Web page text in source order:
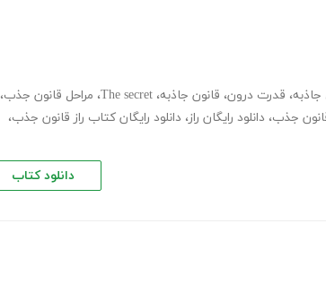
جاذبه، قدرت درون، قانون جاذبه، The secret، مراحل قانون جذب،
جذب، دانلود رایگان راز، دانلود رایگان کتاب راز قانون جذب،
دانلود کتاب